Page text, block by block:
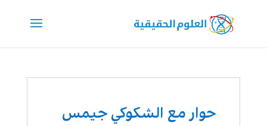
حوار مع الشكوكي جيمس